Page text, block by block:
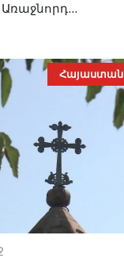
Հայաստան